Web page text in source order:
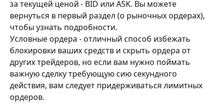
за текущей ценой - BID или ASK. Вы можете
вернуться в первый раздел (о рыночных ордерах),
чтобы узнать подробности.
Условные ордера - отличный способ избежать
блокировки ваших средств и скрыть ордера от
других трейдеров, но если вам нужно поймать
важную сделку требующую сию секундного
действия, вам следует придерживаться лимитных
ордеров.